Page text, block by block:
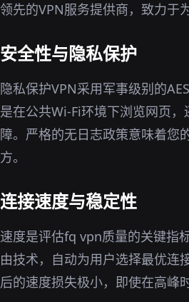
领先的VPN服务提供商，致力于
安全性与隐私保护
隐私保护VPN采用军事级别的
是在公共Wi-Fi环境下浏览网页
障。严格的无日志政策意味着您
方。
连接速度与稳定性
速度是评估fq vpn质量的关键指
由技术，自动为用户选择最优连
后的速度损失极小，即使在高峰